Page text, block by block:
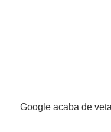
Google acaba de